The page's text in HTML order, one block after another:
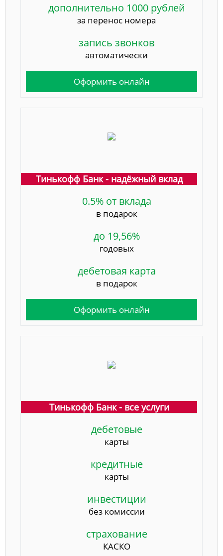
дополнительно 1000 рублей
за перенос номера
запись звонков
автоматически
Оформить онлайн
Тинькофф Банк - надёжный вклад
0.5% от вклада
в подарок
до 19,56%
годовых
дебетовая карта
в подарок
Оформить онлайн
Тинькофф Банк - все услуги
дебетовые
карты
кредитные
карты
инвестиции
без комиссии
страхование
КАСКО